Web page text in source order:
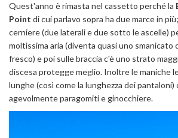
Quest'anno è rimasta nel cassetto perché la
Point di cui parlavo sopra ha due marce in
cerniere (due laterali e due sotto le ascelle)
moltissima aria (diventa quasi uno smanicato
fresco) e poi sulle braccia c'è uno strato
discesa protegge meglio. Inoltre le maniche
lunghe (così come la lunghezza dei
agevolmente paragomiti e ginocchiere.